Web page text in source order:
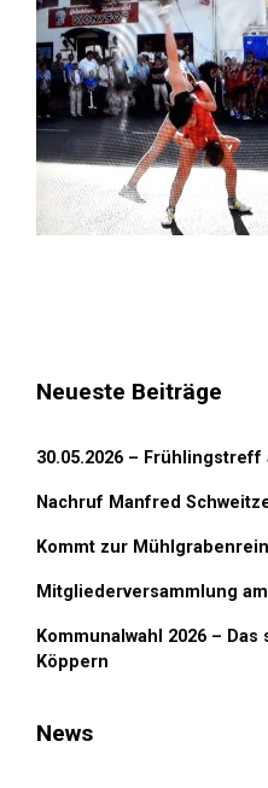
Neueste Beiträge
30.05.2026 – Frühlingstreff
Nachruf Manfred
Kommt zur
Mitgliederversammlung am
Kommunalwahl 2026 –
Köppern
News